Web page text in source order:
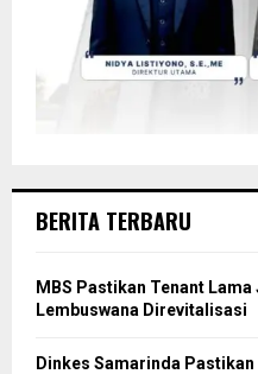
BERITA TERBARU
MBS Pastikan Tenant
Lembuswana Direvitalisasi
Dinkes Samarinda Pastikan